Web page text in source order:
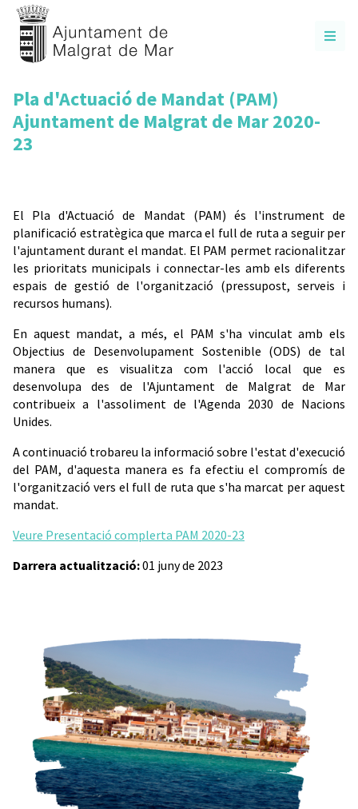
Pla d'Actuació de Mandat (PAM)
Ajuntament de Malgrat de Mar 2020-
23
El Pla d'Actuació de Mandat (PAM) és l'instrument de
planificació estratègica que marca el full de ruta a seguir per
l'ajuntament durant el mandat. El PAM permet racionalitzar
les prioritats municipals i connectar-les amb els diferents
espais de gestió de l'organització (pressupost, serveis i
recursos humans).
En aquest mandat, a més, el PAM s'ha vinculat amb els
Objectius de Desenvolupament Sostenible (ODS) de tal
manera que es visualitza com l'acció local que es
desenvolupa des de l'Ajuntament de Malgrat de Mar
contribueix a l'assoliment de l'Agenda 2030 de Nacions
Unides.
A continuació trobareu la informació sobre l'estat d'execució
del PAM, d'aquesta manera es fa efectiu el compromís de
l'organització vers el full de ruta que s'ha marcat per aquest
mandat.
Veure Presentació complerta PAM 2020-23
Darrera actualització:01 juny de 2023